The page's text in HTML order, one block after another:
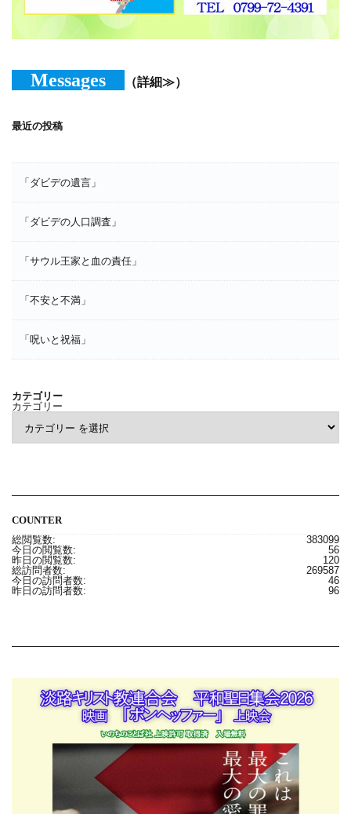
Messages （詳細≫）
最近の投稿
「ダビデの遺言」
「ダビデの人口調査」
「サウル王家と血の責任」
「不安と不満」
「呪いと祝福」
カテゴリー
カテゴリー
COUNTER
383099
総閲覧数:
56
今日の閲覧数:
120
昨日の閲覧数:
269587
総訪問者数:
46
今日の訪問者数:
96
昨日の訪問者数: